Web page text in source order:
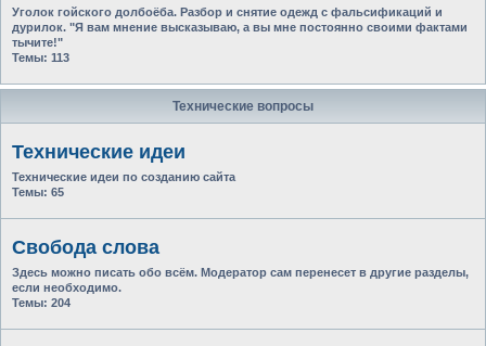
Уголок гойского долбоёба. Разбор и снятие одежд с фальсификаций и
дурилок. "Я вам мнение высказываю, а вы мне постоянно своими фактами
тычите!"
Темы: 113
Технические вопросы
Технические идеи
Технические идеи по созданию сайта
Темы: 65
Свобода слова
Здесь можно писать обо всём. Модератор сам перенесет в другие разделы,
если необходимо.
Темы: 204